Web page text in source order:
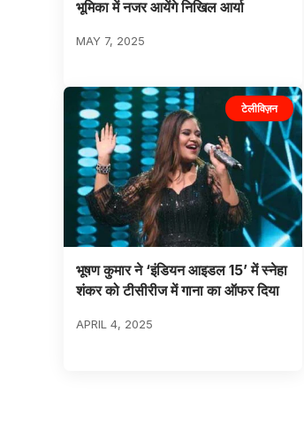
भूमिका में नजर आयेंगे निखिल आर्या
MAY 7, 2025
टेलीविज़न
भूषण कुमार ने ‘इंडियन आइडल 15’ में स्नेहा
शंकर को टीसीरीज में गाना का ऑफर दिया
APRIL 4, 2025